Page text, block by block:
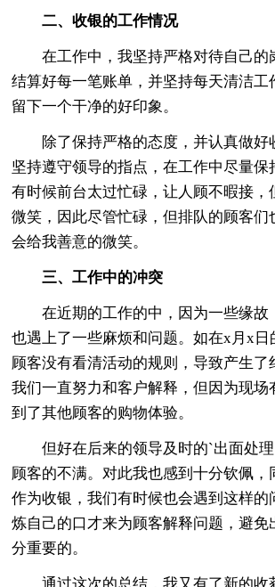
二、收银的工作情况
在工作中，我坚持严格对待自己的
结算好每一笔账单，并坚持每天清洁工
留下一个干净的好印象。
除了保持严格的态度，并认真做好
坚持遵守领导的指点，在工作中尽量保
有时候前台太过忙碌，让人顾不暇接，
微笑，因此尽管忙碌，但排队的顾客们
会给我善意的微笑。
三、工作中的冲突
在近期的工作的中，因为一些缘故
也遇上了一些麻烦和问题。如在x月x日
顾客没有看清活动的规则，导致产生了
我们一直努力和客户解释，但因为现场
到了其他顾客的购物体验。
但好在后来的领导及时的`出面处理
顾客的不满。对此我也感到十分钦佩，
作为收银，我们有时候也会遇到这样的
炼自己的口才来为顾客解释问题，避免
分重要的。